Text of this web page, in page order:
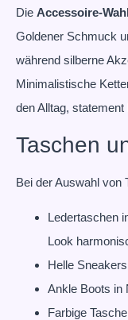
Die Accessoire-Wahl
Goldener Schmuck
während silberne
Minimalistische
den Alltag,
Taschen
Bei der Auswahl von
Ledertaschen
Look
Helle
Ankle Boots in
Farbige